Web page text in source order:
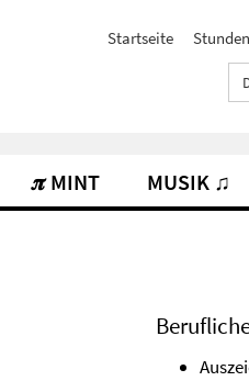
Startseite
𝝅 MINT MUSIK ♫